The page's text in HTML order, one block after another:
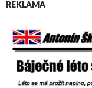
REKLAMA